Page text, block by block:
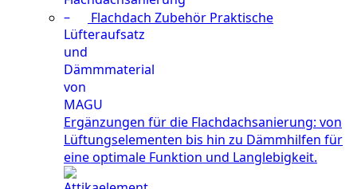
Flachdach Zubehör Praktische
Ergänzungen für die Flachdachsanierung: von
Lüftungselementen bis hin zu Dämmhilfen für
eine optimale Funktion und Langlebigkeit.